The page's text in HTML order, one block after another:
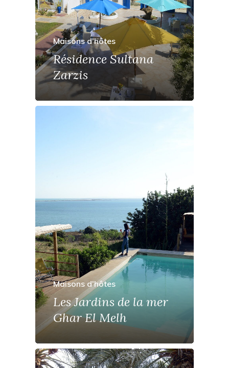
Maisons d'hôtes
Résidence Sultana
Zarzis
Maisons d'hôtes
Les Jardins de la mer
Ghar El Melh